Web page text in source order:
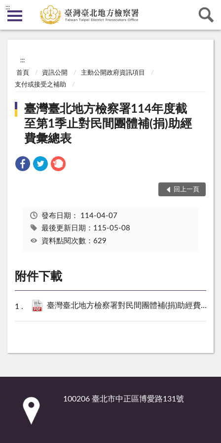
:::
:::
首頁 資訊公開
主動公開政府資訊項目
支付或接受之補助
臺灣臺北地方檢察署114年度截
至第1季止對民間團體補(捐)助經
費彙總表
回上一頁
發布日期： 114-04-07
最後更新日期：115-05-08
資料點閱次數：629
附件下載
臺灣臺北地方檢察署對民間團體補(捐)助經費彙總表114年度截至第1季止.pdf
100206 臺北市中正區博愛路131號